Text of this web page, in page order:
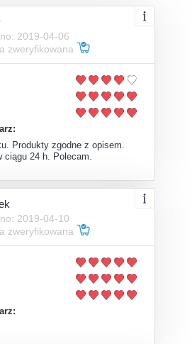
2019-04-06
zweryfikowana
Produkty zgodne z opisem.
ciągu 24 h. Polecam.
2019-04-10
zweryfikowana